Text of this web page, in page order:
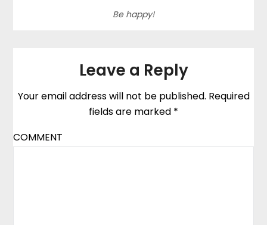
Be happy!
Leave a Reply
Your email address will not be published. Required
fields are marked *
COMMENT